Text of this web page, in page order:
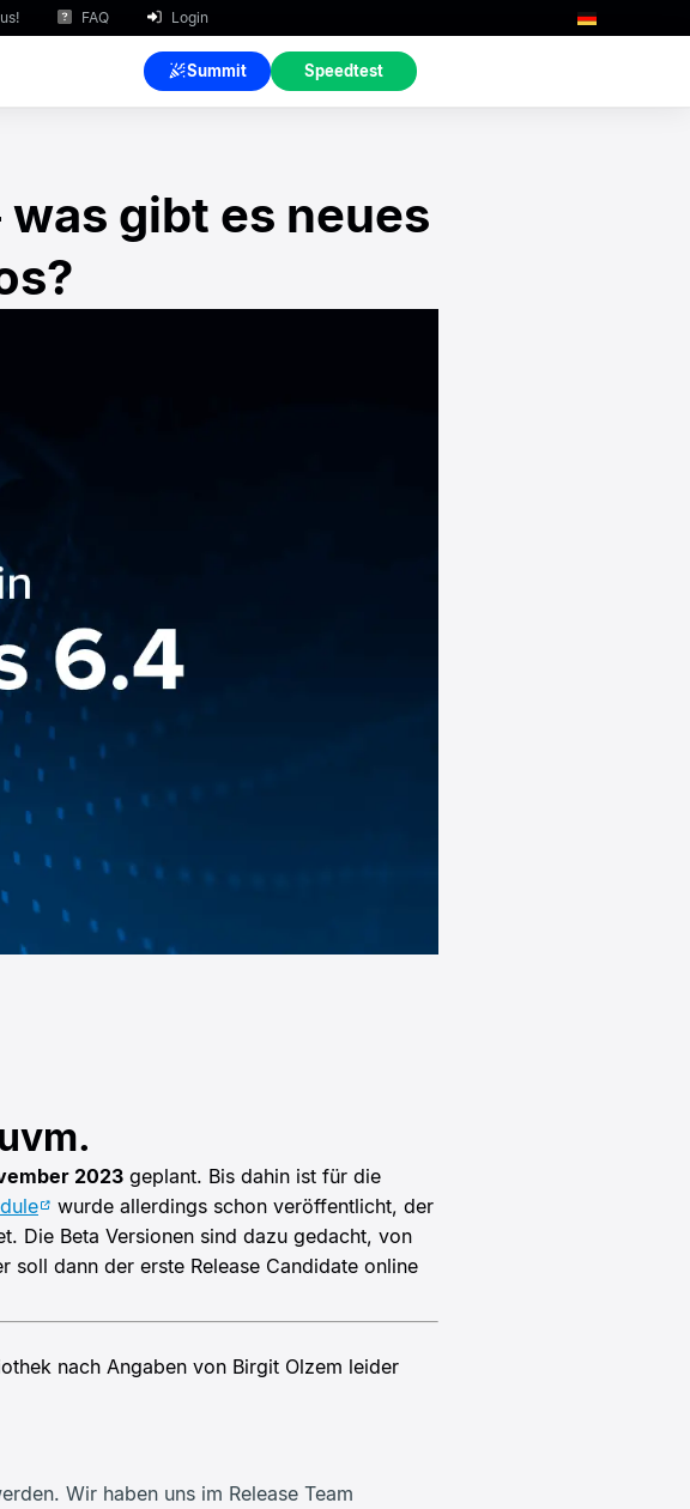
FAQ Login
Summit Speedtest
was gibt es neues
2023 geplant. Bis dahin ist für die
wurde allerdings schon veröffentlicht, der
Die Beta Versionen sind dazu gedacht, von
soll dann der erste Release Candidate online
nach Angaben von Birgit Olzem leider
Wir haben uns im Release Team